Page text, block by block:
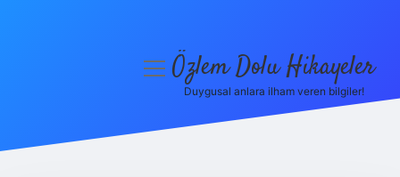
menüyüÖzlem Dolu Hikayeler
Duygusal anlara ilham veren bilgiler!